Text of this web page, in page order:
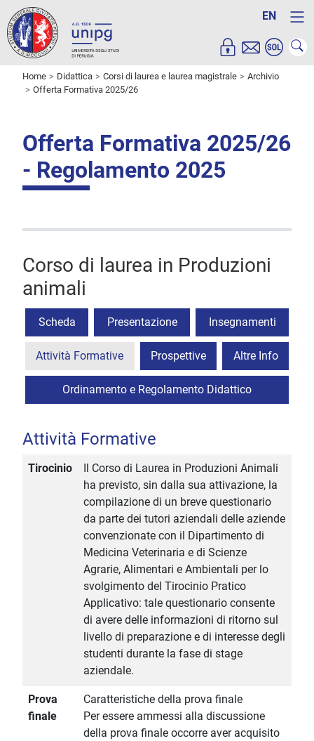
EN
Home Didattica Corsi di laurea e laurea magistrale
Archivio
Offerta Formativa 2025/26
Offerta Formativa 2025/26
- Regolamento 2025
Corso di laurea in Produzioni
animali
Scheda Presentazione Insegnamenti
Attività Formative Prospettive Altre Info
Ordinamento e Regolamento Didattico
Attività Formative
Tirocinio
Il Corso di Laurea in Produzioni Animali
ha previsto, sin dalla sua attivazione, la
compilazione di un breve questionario
da parte dei tutori aziendali delle aziende
convenzionate con il Dipartimento di
Medicina Veterinaria e di Scienze
Agrarie, Alimentari e Ambientali per lo
svolgimento del Tirocinio Pratico
Applicativo: tale questionario consente
di avere delle informazioni di ritorno sul
livello di preparazione e di interesse degli
studenti durante la fase di stage
aziendale.
Prova
finale
Caratteristiche della prova finale
Per essere ammessi alla discussione
della prova finale occorre aver acquisito